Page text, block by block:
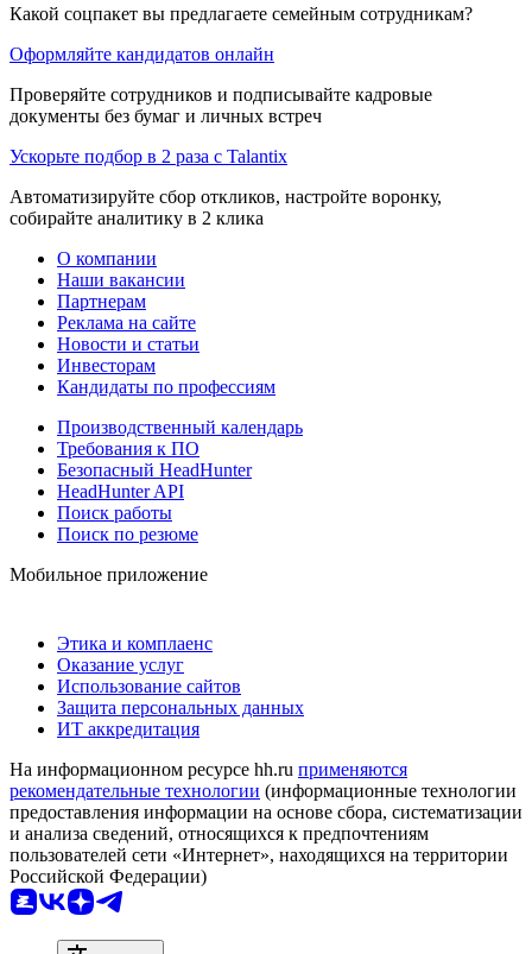
Какой соцпакет вы предлагаете семейным сотрудникам?
Оформляйте кандидатов онлайн
Проверяйте сотрудников и подписывайте кадровые
документы без бумаг и личных встреч
Ускорьте подбор в 2 раза с Talantix
Автоматизируйте сбор откликов, настройте воронку,
собирайте аналитику в 2 клика
О компании
Наши вакансии
Партнерам
Реклама на сайте
Новости и статьи
Инвесторам
Кандидаты по профессиям
Производственный календарь
Требования к ПО
Безопасный HeadHunter
HeadHunter API
Поиск работы
Поиск по резюме
Мобильное приложение
Этика и комплаенс
Оказание услуг
Использование сайтов
Защита персональных данных
ИТ аккредитация
На информационном ресурсе hh.ru применяются
рекомендательные технологии (информационные технологии
предоставления информации на основе сбора, систематизации
и анализа сведений, относящихся к предпочтениям
пользователей сети «Интернет», находящихся на территории
Российской Федерации)